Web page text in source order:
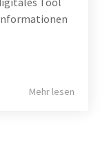
Mehr lesen